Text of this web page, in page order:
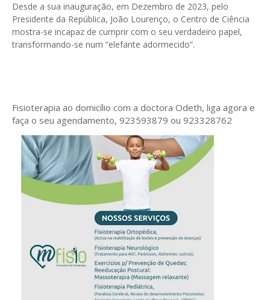
Desde a sua inauguração, em Dezembro de 2023, pelo
Presidente da República, João Lourenço, o Centro de Ciência
mostra-se incapaz de cumprir com o seu verdadeiro papel,
transformando-se num “elefante adormecido”.
Fisioterapia ao domicílio com a doctora Odeth, liga agora e
faça o seu agendamento, 923593879 ou 923328762